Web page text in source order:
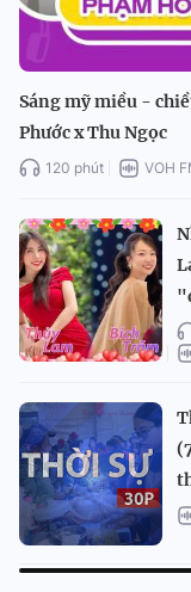
Sáng mỹ miều -
Phước x Thu Ngọc
120 phút VOH